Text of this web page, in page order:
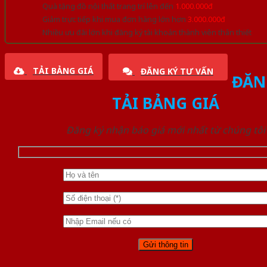
Quà tặng đồ nội thất trang trí lên đến 1.000.000đ
Giảm trực tiếp khi mua đơn hàng lớn hơn 3.000.000đ
Nhiều ưu đãi lớn khi đăng ký tài khoản thành viên thân thiết
TẢI BẢNG GIÁ ĐĂNG KÝ TƯ VẤN
TẢI BẢNG GIÁ
Đăng ký nhận báo giá mới nhất từ chúng tôi